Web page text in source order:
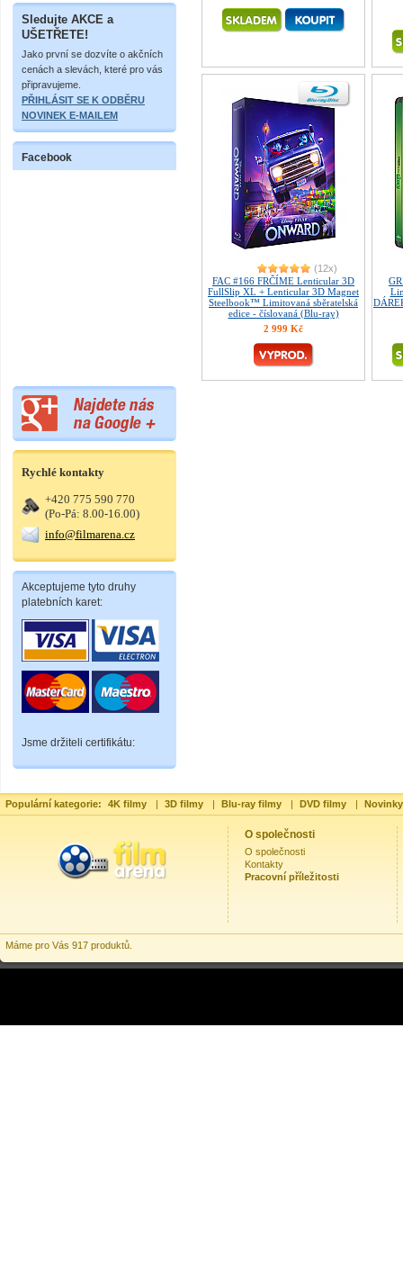
Sledujte AKCE a
UŠETŘETE!
Jako první se dozvíte o akčních
cenách a slevách, které pro vás
připravujeme.
PŘIHLÁSIT SE K ODBĚRU
NOVINEK E-MAILEM
Facebook
Rychlé kontakty
+420 775 590 770
(Po-Pá: 8.00-16.00)
info@filmarena.cz
Akceptujeme tyto druhy
platebních karet:
Jsme držiteli certifikátu:
(12x)
FAC #166 FRČÍME Lenticular 3D
FullSlip XL + Lenticular 3D Magnet
Steelbook™ Limitovaná sběratelská
edice - číslovaná (Blu-ray)
2 999 Kč
Populární kategorie: 4K filmy | 3D filmy | Blu-ray filmy | DVD filmy |
O společnosti
O společnosti
Kontakty
Pracovní příležitosti
Máme pro Vás 917 produktů.